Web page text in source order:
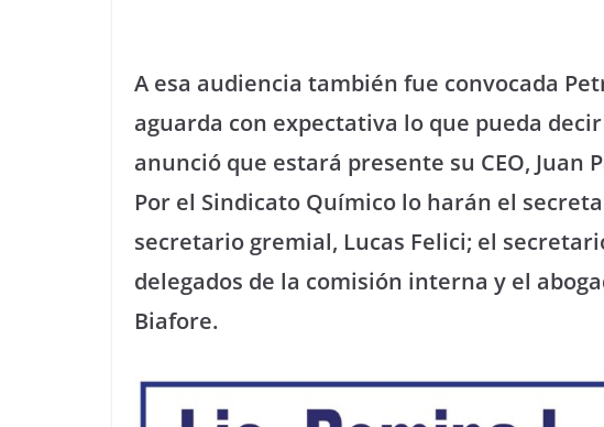
A esa audiencia también fue convocada
aguarda con expectativa lo que pueda
anunció que estará presente su CEO, Juan
Por el Sindicato Químico lo harán el
secretario gremial, Lucas Felici; el
delegados de la comisión interna y el
Biafore.